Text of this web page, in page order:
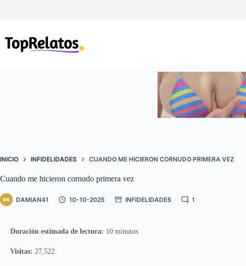
INICIO INFIDELIDADES CUANDO ME HICIERON CORNUDO PRIMERA VEZ
Cuando me hicieron cornudo primera vez
DAMIAN41 10-10-2025 INFIDELIDADES 1
Duración estimada de lectura: 10 minutos
Visitas: 27,522